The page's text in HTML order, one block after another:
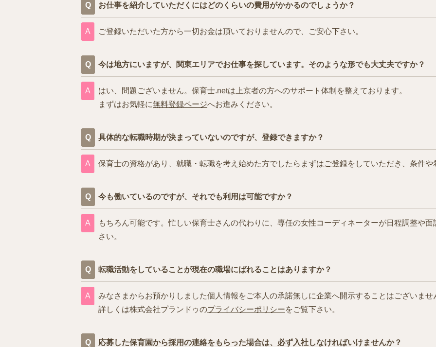
お仕事を紹介していただくにはどのくらいの費用がかかるのでしょうか？
ご登録いただいた方から一切お金は頂いておりませんので、ご安心下さい。
今は地方にいますが、関東エリアでお仕事を探しています。そのような形でも大丈夫ですか？
はい、問題ございません。保育士.netは上京者の方へのサポート体制を整えております。
まずはお気軽に無料登録ページへお進みください。
具体的な転職時期が決まっていないのですが、登録できますか？
保育士の資格があり、就職・転職を考え始めた方でしたらまずはご登録をしていただき、条件
今も働いているのですが、それでも利用は可能ですか？
もちろん可能です。忙しい保育士さんの代わりに、専任の女性コーディネーターが日程調整や
さい。
転職活動をしていることが現在の職場にばれることはありますか？
みなさまからお預かりしました個人情報をご本人の承諾無しに企業へ開示することはございませ
詳しくは株式会社プランドゥのプライバシーポリシーをご覧下さい。
応募した保育園から採用の連絡をもらった場合は、必ず入社しなければいけませんか？